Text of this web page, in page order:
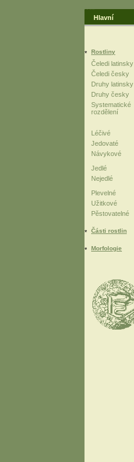
Hlavní
Rostliny
Čeledi latinsky
Čeledi česky
Druhy latinsky
Druhy česky
Systematické
rozdělení
Léčivé
Jedovaté
Návykové
Jedlé
Nejedlé
Plevelné
Užitkové
Pěstovatelné
Části rostlin
Morfologie